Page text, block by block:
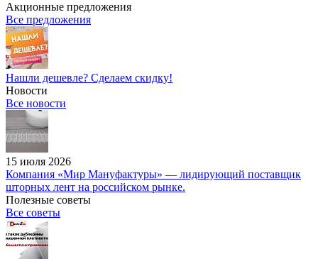
Акционные предложения
Все предложения
Нашли дешевле? Сделаем скидку!
Новости
Все новости
15 июля 2026
Компания «Мир Мануфактуры» — лидирующий поставщик
шторных лент на российском рынке.
Полезные советы
Все советы